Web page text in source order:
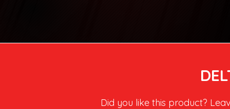
Did you like this product?